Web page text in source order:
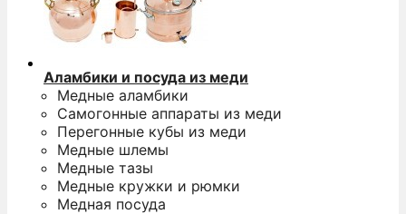
Аламбики и посуда из меди
Медные аламбики
Самогонные аппараты из меди
Перегонные кубы из меди
Медные шлемы
Медные тазы
Медные кружки и рюмки
Медная посуда